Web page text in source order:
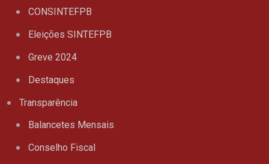
CONSINTEFPB
Eleições SINTEFPB
Greve 2024
Destaques
Transparência
Balancetes Mensais
Conselho Fiscal